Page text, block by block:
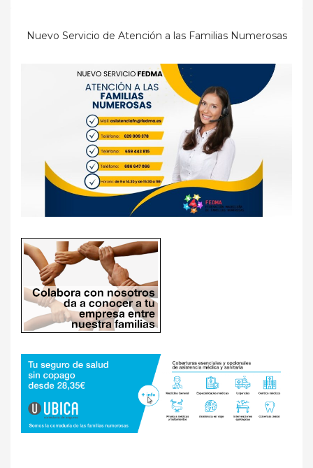
Nuevo Servicio de Atención a las Familias Numerosas